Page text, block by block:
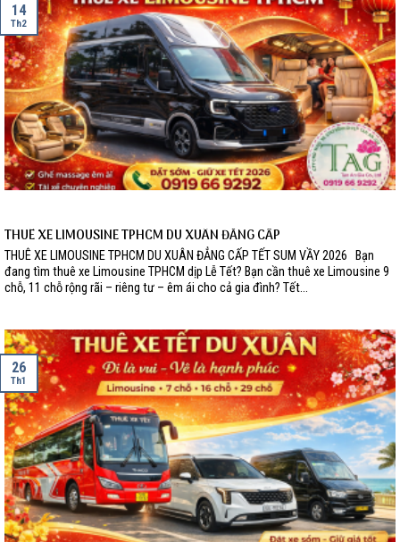
THUÊ XE LIMOUSINE TPHCM DU XUÂN ĐẲNG CẤP
THUÊ XE LIMOUSINE TPHCM DU XUÂN ĐẲNG CẤP TẾT SUM VẦY 2026 Bạn
đang tìm thuê xe Limousine TPHCM dịp Lễ Tết? Bạn cần thuê xe Limousine 9
chỗ, 11 chỗ rộng rãi – riêng tư – êm ái cho cả gia đình? Tết...
14
Th2
26
Th1